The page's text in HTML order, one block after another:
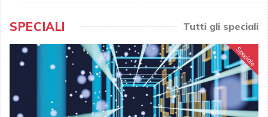
SPECIALI Tutti gli speciali
Speciale